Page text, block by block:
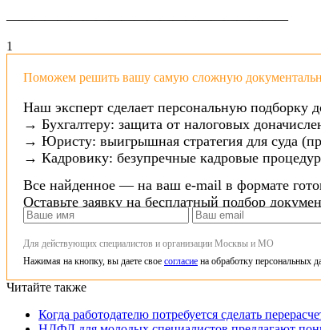
——————————————————————
1
Поможем решить вашу самую сложную
Наш эксперт сделает персональную подборку
→ Бухгалтеру: защита от налоговых
→ Юристу: выигрышная стратегия для суда
→ Кадровику: безупречные кадровые
Все найденное — на ваш e-mail в формате
Оставьте заявку на бесплатный подбор
Для действующих специалистов и организации Москвы и МО
Нажимая на кнопку, вы даете свое согласие на обработку персональных
Читайте также
Когда работодателю потребуется сделать